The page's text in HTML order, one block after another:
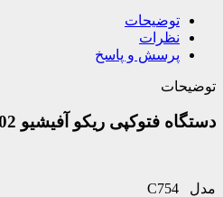
توضیحات
نظرات
پرسش و پاسخ
توضیحات
دستگاه فتوکپی ریکو آفیشیو Richo Aficio mp4002
مدل C754